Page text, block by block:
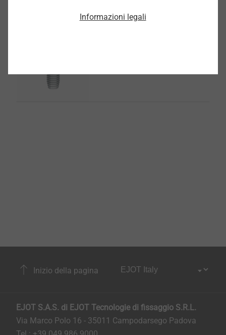
Inizio della pagina
EJOT S.A.S. di EJOT Tecnologie di fissaggio S.R.L.
Via Marco Polo 16 - 35011 Campodarsego Padova
Informazioni legali